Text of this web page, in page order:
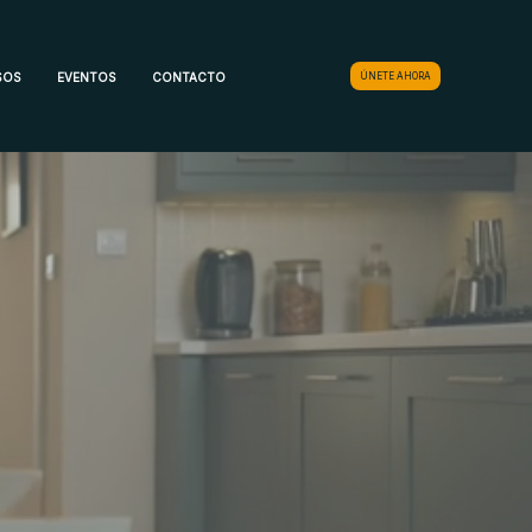
EVENTOS CONTACTO ÚNETE AHORA